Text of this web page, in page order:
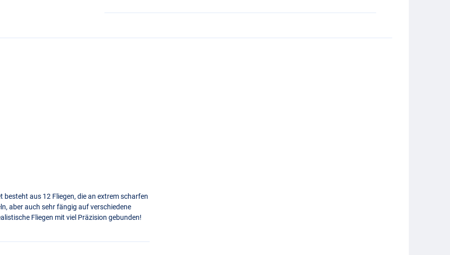
besteht aus 12 Fliegen, die an extrem scharfen
aber auch sehr fängig auf verschiedene
Fliegen mit viel Präzision gebunden!